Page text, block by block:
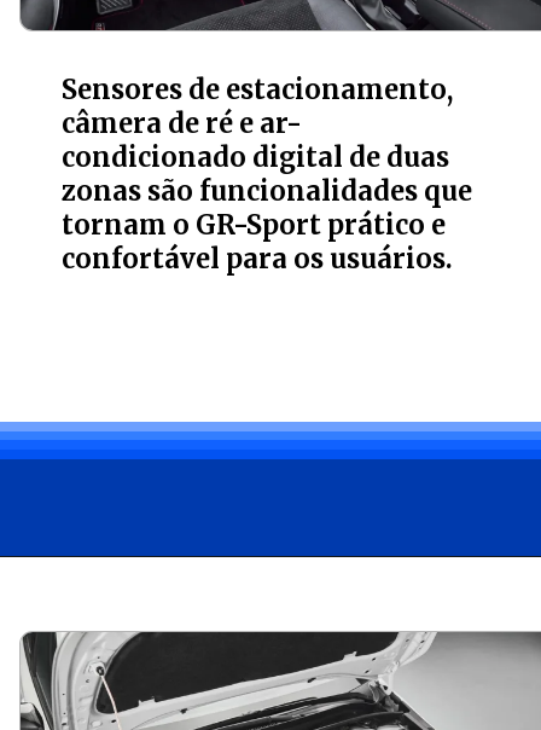
Sensores de estacionamento,
câmera de ré e ar-
condicionado digital de duas
zonas são funcionalidades que
tornam o GR-Sport prático e
confortável para os usuários.